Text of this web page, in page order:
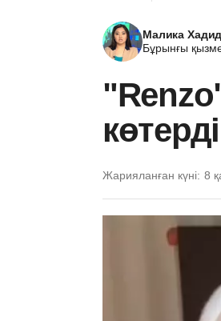
Малика
Бұрынғы
көтерді
Жарияланған күні: 8